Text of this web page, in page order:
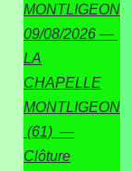
MONTLIGEON
09/08/2026 —
LA
CHAPELLE
MONTLIGEON
(61) —
Clôture